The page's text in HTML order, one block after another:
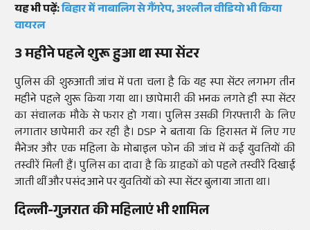
यह भी पढ़ें:बिहार में नाबालिग से गैंगरेप, अश्लील वीडियो भी किया
वायरल
3 महीने पहले शुरू हुआ था स्पा सेंटर
पुलिस की शुरुआती जांच में पता चला है कि यह स्पा सेंटर लगभग तीन
महीने पहले शुरू किया गया था। छापेमारी की भनक लगते ही स्पा सेंटर
का संचालक मौके से फरार हो गया। पुलिस उसकी गिरफ्तारी के लिए
लगातार छापेमारी कर रही है। DSP ने बताया कि हिरासत में लिए गए
मैनेजर और एक महिला के मोबाइल फोन की जांच में कई युवतियों की
तस्वीरें मिली हैं। पुलिस का दावा है कि ग्राहकों को पहले तस्वीरें दिखाई
जाती थीं और पसंद आने पर युवतियों को स्पा सेंटर बुलाया जाता था।
दिल्ली-गुजरात की महिलाएं भी शामिल